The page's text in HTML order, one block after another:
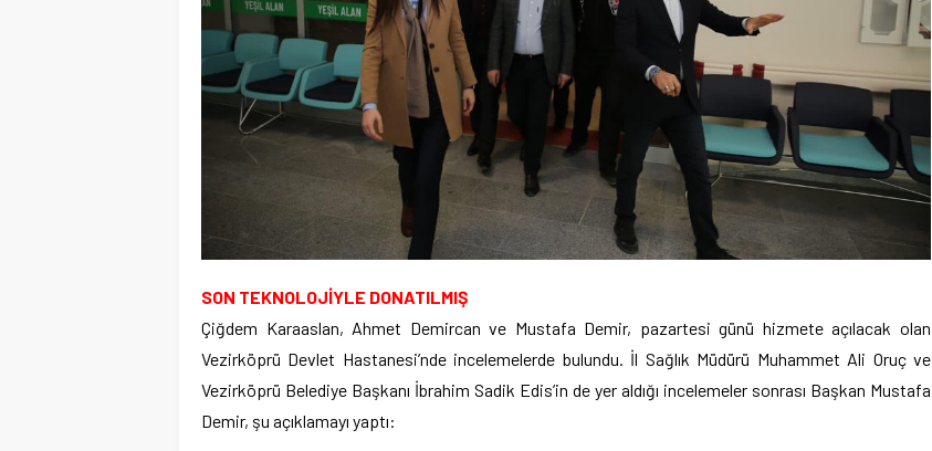
SON TEKNOLOJİYLE DONATILMIŞ
Çiğdem Karaaslan, Ahmet Demircan ve Mustafa Demir, pazartesi günü hizmete açılacak olan
Vezirköprü Devlet Hastanesi’nde incelemelerde bulundu. İl Sağlık Müdürü Muhammet Ali Oruç ve
Vezirköprü Belediye Başkanı İbrahim Sadik Edis’in de yer aldığı incelemeler sonrası Başkan Mustafa
Demir, şu açıklamayı yaptı: